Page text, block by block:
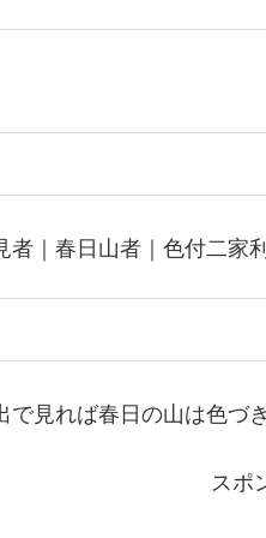
者｜春日山者｜色付二家利
で見れば春日の山は色づ
スポ